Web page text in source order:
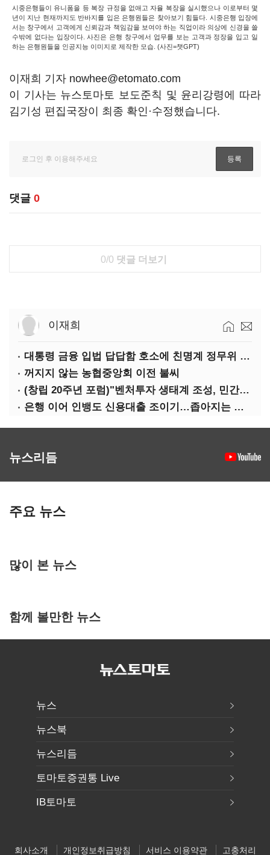
시중은행들이 유니폼을 등 복장 규정을 없애고 자율 복장을 실시했으나 이로부터 몇
년이 지난 현재까지도 반바지를 입은 은행원들은 찾아보기 힘들다. 시중은행 입장에
서는 창구에서 고객에게 신뢰감과 책임감을 보여야 하는 직업이라 의상에 신경을 쓸
수밖에 없다는 입장이다. 사진은 은행 창구에서 업무를 보는 고객과 정장을 입고 일
하는 은행원들을 인공지능 이미지로 제작한 모습. (사진=챗GPT)
이재희 기자 nowhee@etomato.com
이 기사는 뉴스토마토 보도준칙 및 윤리강령에 따라
김기성 편집국장이 최종 확인·수정했습니다.
댓글 0
0/0 댓글 더보기
이재희
대통령 금융 입법 답답함 호소에 친명계 정무위 무더기 지원
꺼지지 않는 농협중앙회 이전 불씨
(창립 20주년 포럼)"벤처투자 생태계 조성, 민간자본이 주도해야"
은행 이어 인뱅도 신용대출 조이기…좁아지는 급전 창구
뉴스리듬
주요 뉴스
많이 본 뉴스
함께 볼만한 뉴스
뉴스
뉴스북
뉴스리듬
토마토증권통 Live
IB토마토
회사소개 개인정보취급방침 서비스 이용약관 고충처리